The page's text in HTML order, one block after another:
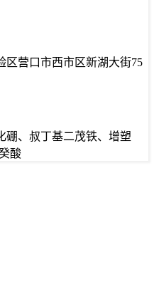
区营口市西市区新湖大街75
硼、叔丁基二茂铁、增塑
酸